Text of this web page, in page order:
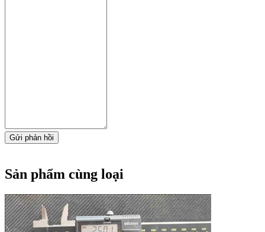
Gửi phản hồi
Sản phẩm cùng loại